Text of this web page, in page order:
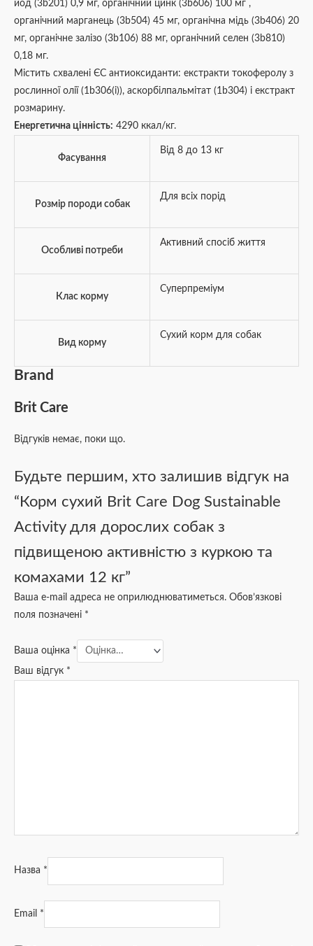
йод (3b201) 0,9 мг, органічний цинк (3b606) 100 мг ,
органічний марганець (3b504) 45 мг, органічна мідь (3b406) 20
мг, органічне залізо (3b106) 88 мг, органічний селен (3b810)
0,18 мг.
Містить схвалені ЄС антиоксиданти: екстракти токоферолу з
рослинної олії (1b306(i)), аскорбілпальмітат (1b304) і екстракт
розмарину.
Енергетична цінність: 4290 ккал/кг.
Фасування
Від 8 до 13 кг
Розмір породи собак
Для всіх порід
Особливі потреби
Активний спосіб життя
Клас корму
Суперпреміум
Вид корму
Сухий корм для собак
Brand
Brit Care
Відгуків немає, поки що.
Будьте першим, хто залишив відгук на
“Корм сухий Brit Care Dog Sustainable
Activity для дорослих собак з
підвищеною активністю з куркою та
комахами 12 кг”
Ваша e-mail адреса не оприлюднюватиметься. Обов’язкові
поля позначені *
Ваша оцінка *
Ваш відгук *
Назва *
Email *